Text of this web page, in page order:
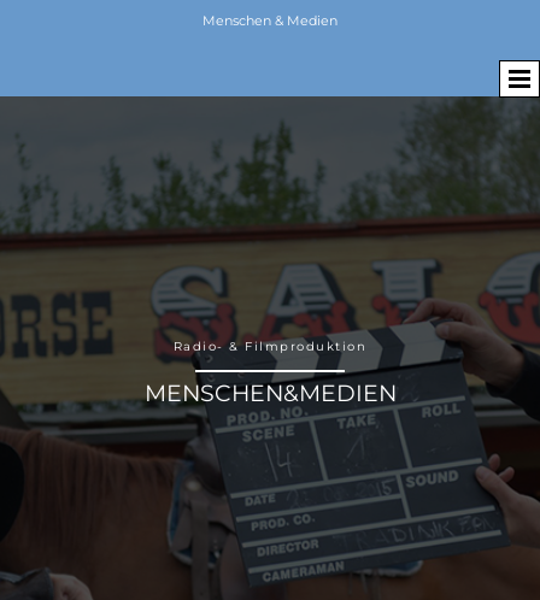
Menschen & Medien
Radio- & Filmproduktion
MENSCHEN&MEDIEN